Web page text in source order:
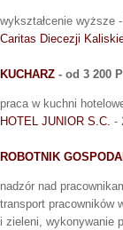
wykształcenie wyższe
Caritas Diecezji
KUCHARZ - od 3 200
praca w kuchni
HOTEL JUNIOR S.C. -
ROBOTNIK
nadzór nad
transport pracowników
i zieleni, wykonywanie